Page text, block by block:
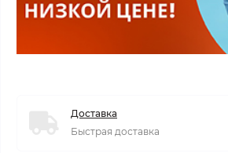
Доставка
Быстрая доставка